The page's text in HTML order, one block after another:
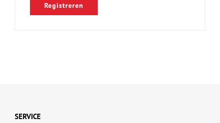
Registreren
SERVICE